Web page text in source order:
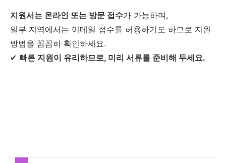
지원서는 온라인 또는 방문 접수가 가능하며,
일부 지역에서는 이메일 접수를 허용하기도 하므로 지원
방법을 꼼꼼히 확인하세요.
✔ 빠른 지원이 유리하므로, 미리 서류를 준비해 두세요.